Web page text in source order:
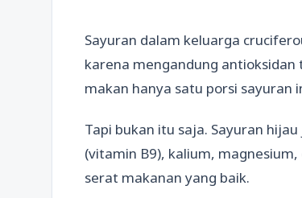
Sayuran dalam keluarga
karena mengandung
makan hanya satu porsi sayuran
Tapi bukan itu saja. Sayuran
(vitamin B9), kalium,
serat makanan yang baik.